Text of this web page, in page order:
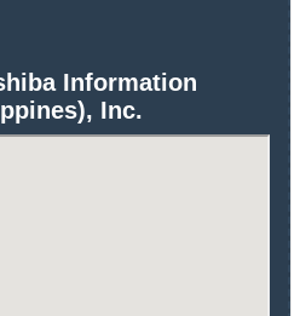
Information
Inc.